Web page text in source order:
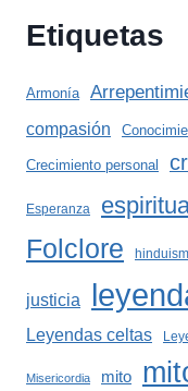
Etiquetas
Armonía
compasión
Crecimiento personal
Esperanza
Folclore
justicia
Leyendas celtas
Misericordia mito